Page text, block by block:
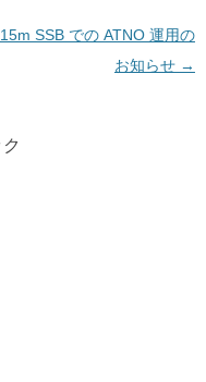
SSB での ATNO 運用の
お知らせ →